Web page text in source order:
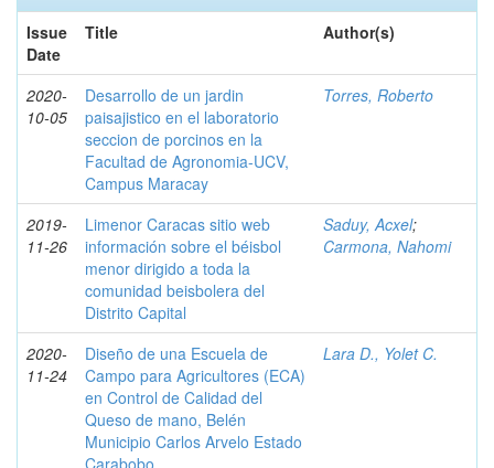
Issue
Date
Title Author(s)
2020-
10-05
Desarrollo de un jardin
paisajistico en el laboratorio
seccion de porcinos en la
Facultad de Agronomia-UCV,
Campus Maracay
Torres, Roberto
2019-
11-26
Limenor Caracas sitio web
información sobre el béisbol
menor dirigido a toda la
comunidad beisbolera del
Distrito Capital
Saduy, Acxel;
Carmona, Nahomi
2020-
11-24
Diseño de una Escuela de
Campo para Agricultores (ECA)
en Control de Calidad del
Queso de mano, Belén
Municipio Carlos Arvelo Estado
Carabobo
Lara D., Yolet C.